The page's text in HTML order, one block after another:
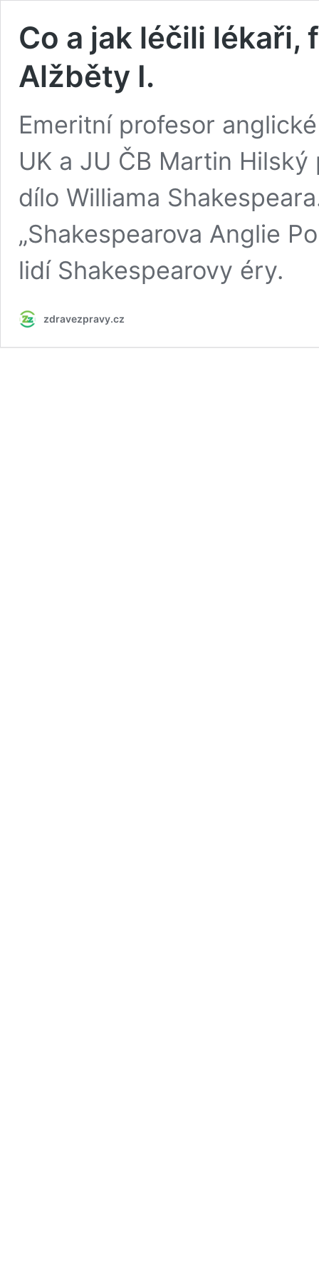
Co a jak léčili lékaři,
Alžběty I.
Emeritní profesor
UK a JU ČB Martin
dílo Williama
„Shakespearova Anglie
lidí Shakespearovy éry.
zdravezpravy.cz